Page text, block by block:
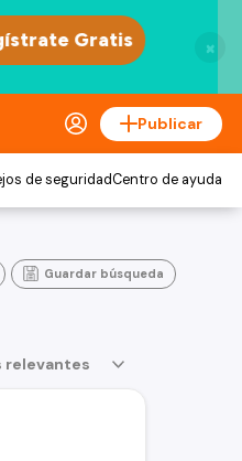
×
Publicar
de seguridadCentro de ayuda
Guardar búsqueda
relevantes